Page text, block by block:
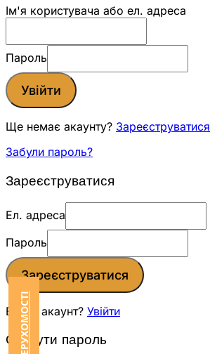
Ім'я користувача або ел. адреса
Пароль
Увійти
Ще немає акаунту? Зареєструватися
Забули пароль?
Зареєструватися
Ел. адреса
Пароль
Зареєструватися
Вже є акаунт? Увійти
Скинути пароль